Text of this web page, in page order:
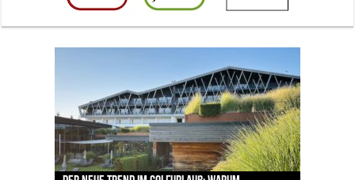
The Open 2026 in Royal Birkdale: Warum der